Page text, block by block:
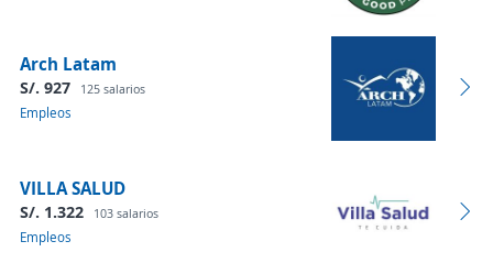
Arch Latam
S/. 927 125 salarios
Empleos
VILLA SALUD
S/. 1.322 103 salarios
Empleos